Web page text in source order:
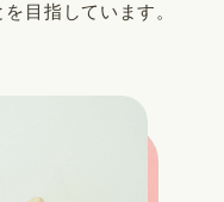
目指しています。